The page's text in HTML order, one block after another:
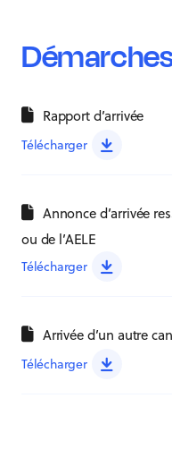
Rapport d’arrivée
Télécharger
Annonce d’arrivée
ou de l’AELE
Télécharger
Arrivée d’un autre
Télécharger